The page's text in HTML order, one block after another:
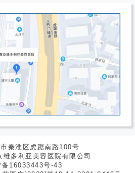
秦淮区虎踞南路100号
维多利亚美容医院有限公司
备16033443号-43